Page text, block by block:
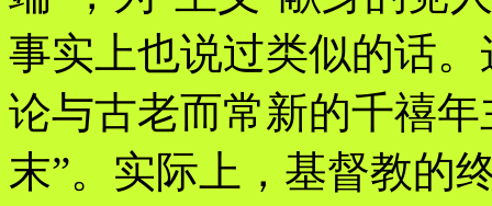
事实上也说过类似的话
论与古老而常新的千禧
末”。实际上，基督教的